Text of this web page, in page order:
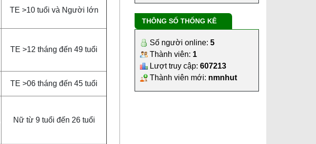
TE >10 tuổi và Người lớn
TE >12 tháng đến 49 tuổi
TE >06 tháng đến 45 tuổi
Nữ từ 9 tuổi đến 26 tuổi
THÔNG SỐ THỐNG KÊ
Số người online: 5
Thành viên: 1
Lượt truy cập: 607213
Thành viên mới: nmnhut